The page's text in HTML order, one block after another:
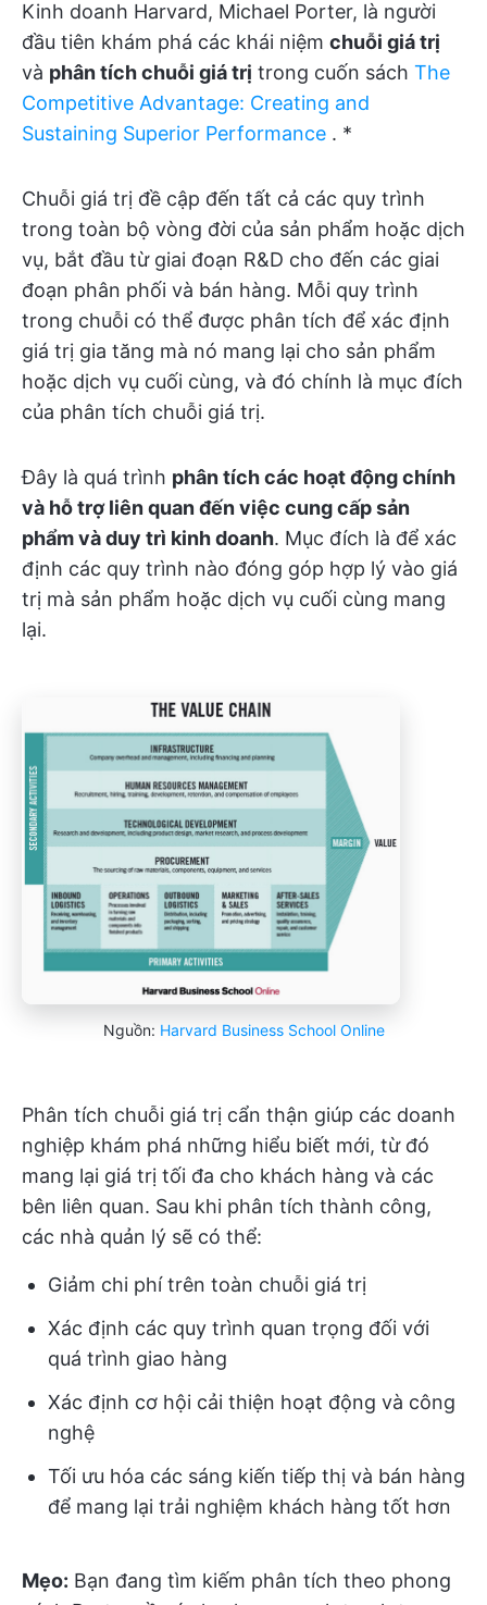
Kinh doanh Harvard, Michael Porter, là người
đầu tiên khám phá các khái niệm chuỗi giá trị
và phân tích chuỗi giá trị trong cuốn sách The
Competitive Advantage: Creating and
Sustaining Superior Performance . *
Chuỗi giá trị đề cập đến tất cả các quy trình
trong toàn bộ vòng đời của sản phẩm hoặc dịch
vụ, bắt đầu từ giai đoạn R&D cho đến các giai
đoạn phân phối và bán hàng. Mỗi quy trình
trong chuỗi có thể được phân tích để xác định
giá trị gia tăng mà nó mang lại cho sản phẩm
hoặc dịch vụ cuối cùng, và đó chính là mục đích
của phân tích chuỗi giá trị.
Đây là quá trình phân tích các hoạt động chính
và hỗ trợ liên quan đến việc cung cấp sản
phẩm và duy trì kinh doanh. Mục đích là để xác
định các quy trình nào đóng góp hợp lý vào giá
trị mà sản phẩm hoặc dịch vụ cuối cùng mang
lại.
Nguồn: Harvard Business School Online
Phân tích chuỗi giá trị cẩn thận giúp các doanh
nghiệp khám phá những hiểu biết mới, từ đó
mang lại giá trị tối đa cho khách hàng và các
bên liên quan. Sau khi phân tích thành công,
các nhà quản lý sẽ có thể:
Giảm chi phí trên toàn chuỗi giá trị
Xác định các quy trình quan trọng đối với
quá trình giao hàng
Xác định cơ hội cải thiện hoạt động và công
nghệ
Tối ưu hóa các sáng kiến tiếp thị và bán hàng
để mang lại trải nghiệm khách hàng tốt hơn
Mẹo: Bạn đang tìm kiếm phân tích theo phong